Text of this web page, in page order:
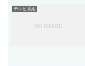
テレビ番組